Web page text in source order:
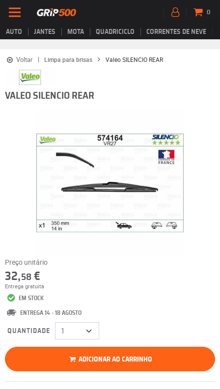
AUTO JANTES MOTA QUADRICICLO CORRENTES DE NEVE
0
Voltar Limpa para brisas Valeo SILENCIO REAR
VALEO SILENCIO REAR
Preço unitário
32,58 €
Entrega gratuita
EM STOCK
ENTREGA 14 - 18 AGOSTO
QUANTIDADE
ADICIONAR AO CARRINHO